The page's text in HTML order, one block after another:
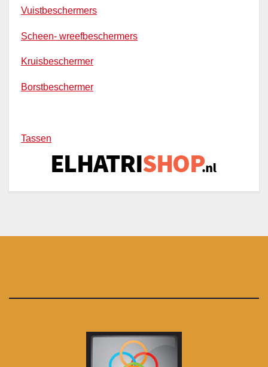
Vuistbeschermers
Scheen- wreefbeschermers
Kruisbeschermer
Borstbeschermer
Tassen